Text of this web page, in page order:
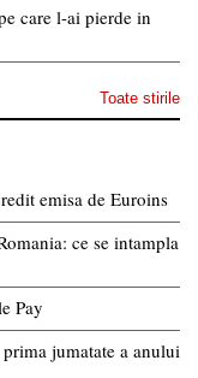
care l-ai pierde in
Toate stirile
emisa de Euroins
ce se intampla
Pay
jumatate a anului